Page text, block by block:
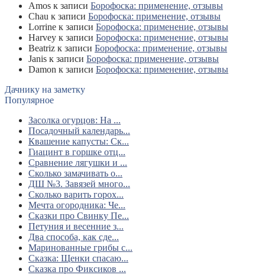
Amos к записи Борофоска: применение, отзывы
Chau к записи Борофоска: применение, отзывы
Lorrine к записи Борофоска: применение, отзывы
Harvey к записи Борофоска: применение, отзывы
Beatriz к записи Борофоска: применение, отзывы
Janis к записи Борофоска: применение, отзывы
Damon к записи Борофоска: применение, отзывы
Дачнику на заметку
Популярное
Засолка огурцов: На ...
Посадочный календарь...
Квашение капусты: Ск...
Гиацинт в горшке отц...
Сравнение лягушки и ...
Сколько замачивать о...
ДШ №3. Завязей много...
Сколько варить горох...
Мечта огородника: Че...
Сказки про Свинку Пе...
Петуния и весенние з...
Два способа, как сде...
Маринованные грибы с...
Сказка: Щенки спасаю...
Сказка про Фиксиков ...